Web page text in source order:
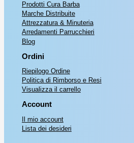
Prodotti Cura Barba
Marche Distribuite
Attrezzatura & Minuteria
Arredamenti Parrucchieri
Blog
Ordini
Riepilogo Ordine
Politica di Rimborso e Resi
Visualizza il carrello
Account
Il mio account
Lista dei desideri